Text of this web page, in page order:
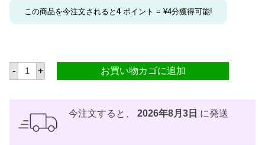
この商品を今注文されると 4ポイント = ¥4分獲得可能!
- テ
ィ
イ
+ お買い物カゴに追加
今注文すると、 2026年8月3日 に発送